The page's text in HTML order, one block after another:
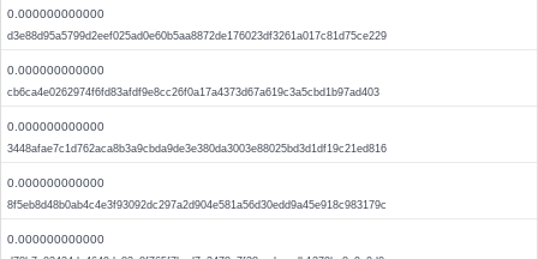
0.000000000000
d3e88d95a5799d2eef025ad0e60b5aa8872de176023df3261a017c81d75ce229
0.000000000000
cb6ca4e0262974f6fd83afdf9e8cc26f0a17a4373d67a619c3a5cbd1b97ad403
0.000000000000
3448afae7c1d762aca8b3a9cbda9de3e380da3003e88025bd3d1df19c21ed816
0.000000000000
8f5eb8d48b0ab4c4e3f93092dc297a2d904e581a56d30edd9a45e918c983179c
0.000000000000